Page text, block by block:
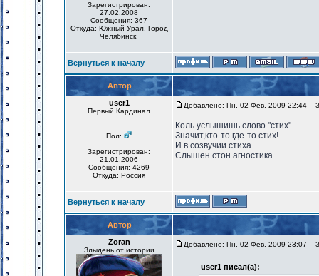
Зарегистрирован:
27.02.2008
Сообщения: 367
Откуда: Южный Урал. Город
Челябинск.
Вернуться к началу
Автор
user1
Первый Кардинал
Пол:
Зарегистрирован:
21.01.2006
Сообщения: 4269
Откуда: Россия
Добавлено: Пн, 02 Фев, 2009 22:44
Коль услышишь слово "стих"
Значит,кто-то где-то стих!
И в созвучии стиха
Слышен стон агностика.
Вернуться к началу
Автор
Zoran
Злыдень от истории
Добавлено: Пн, 02 Фев, 2009 23:07
user1 писал(а):